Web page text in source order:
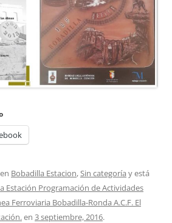
Bobadilla Estacion,Sin categoría y está
Estación Programación de Actividades
Ferroviaria Bobadilla-Ronda A.C.F. El
en 3 septiembre, 2016.